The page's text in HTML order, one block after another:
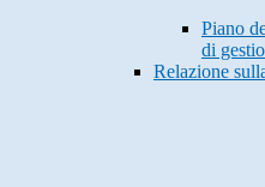
Piano
di
Relazione